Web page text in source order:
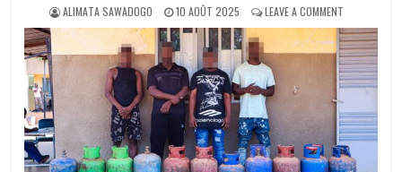
AUTHOR:
ALIMATA SAWADOGO
PUBLISHED
DATE:
10 AOÛT 2025 LEAVE A COMMENT
:
LA
POLICE
NATIONALE
DÉMANTÈLE
UN
RÉSEAU
DE
MALFRATS